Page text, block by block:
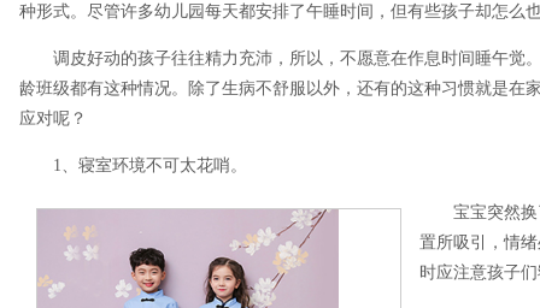
种形式。尽管许多幼儿园每天都安排了午睡时间，但有些孩子却怎么
调皮好动的孩子往往精力充沛，所以，不愿意在作息时间睡午觉
龄班级都有这种情况。除了生病不舒服以外，还有的这种习惯就是在
应对呢？
1、寝室环境不可太花哨。
宝宝突然
置所吸引，情
时应注意孩子